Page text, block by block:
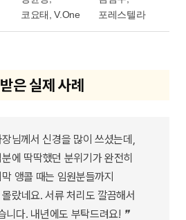
코요태, V.One
포레스텔라
은 실제 사례
님께서 신경을 많이 쓰셨는데,
에 딱딱했던 분위기가 완전히
앵콜 때는 임원분들까지
랐네요. 서류 처리도 깔끔해서
니다. 내년에도 부탁드려요! ❞